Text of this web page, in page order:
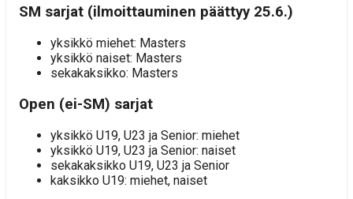
SM sarjat (ilmoittauminen päättyy 25.6.)
yksikkö miehet: Masters
yksikkö naiset: Masters
sekakaksikko: Masters
Open (ei-SM) sarjat
yksikkö U19, U23 ja Senior: miehet
yksikkö U19, U23 ja Senior: naiset
sekakaksikko U19, U23 ja Senior
kaksikko U19: miehet, naiset